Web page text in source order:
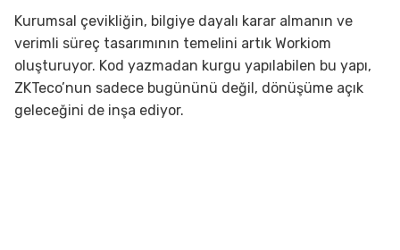
Kurumsal çevikliğin, bilgiye dayalı karar almanın ve
verimli süreç tasarımının temelini artık Workiom
oluşturuyor. Kod yazmadan kurgu yapılabilen bu yapı,
ZKTeco’nun sadece bugününü değil, dönüşüme açık
geleceğini de inşa ediyor.